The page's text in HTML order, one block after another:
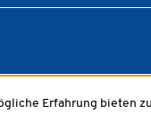
Erfahrung bieten